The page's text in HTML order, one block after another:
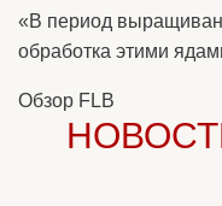
«В период
обработка этими
Обзор FLB